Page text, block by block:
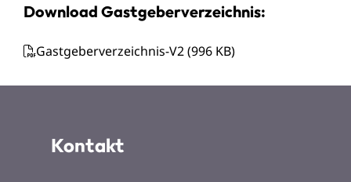
Download Gastgeberverzeichnis:
Gastgeberverzeichnis-V2(996 KB)
Kontakt